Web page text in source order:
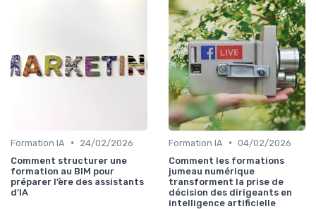
Formation IA •
24/02/2026
Comment structurer une
formation au BIM pour
préparer l’ère des assistants
d’IA
Formation IA • 04/02/2026
Comment les formations
jumeau numérique
transforment la prise de
décision des dirigeants en
intelligence artificielle